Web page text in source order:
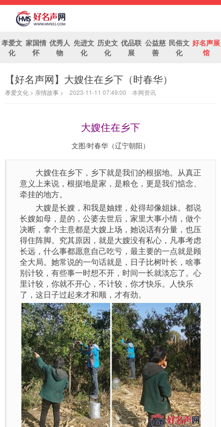
好名声网
孝爱文
化
家国情
怀
优秀人
物
先进文
化
历史文
化
优品联
展
公益慈
善
民俗文
化
好名声展
馆
【好名声网】大嫂住在乡下（时春华）
孝爱文化 > 亲情故事 > ·2023-11-11 07:49:00 ·本网资讯
大嫂住在乡下
文图/时春华（辽宁朝阳）
大嫂住在乡下，乡下就是我们的根据地。从真正
意义上来说，根据地是家，是粮仓，更是我们惦念、
牵挂的地方。
大嫂是长嫂，和我是妯娌，处得却像姐妹。都说
长嫂如母，是的，公婆去世后，家里大事小情，做个
决断，拿个主意都是大嫂上场，她说话有分量，也压
得住阵脚。究其原因，就是大嫂没有私心，凡事考虑
长远，什么事都愿意自己吃亏，最主要的一点就是顾
全大局。她常说的一句话就是，日子比树叶长，啥事
别计较，有些事一时想不开，时间一长就淡忘了。心
里计较，你就不开心，不计较，你才快乐。人快乐
了，这日子过起来才和顺，才有劲。